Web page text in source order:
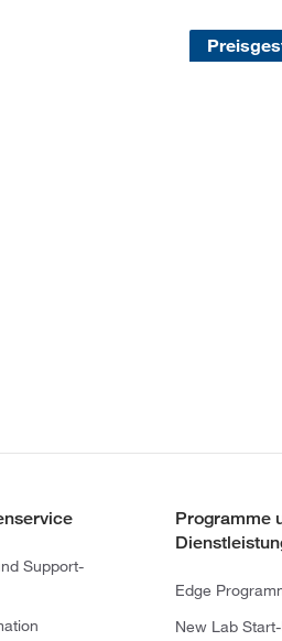
Support-
Programme
Edge
New Lab